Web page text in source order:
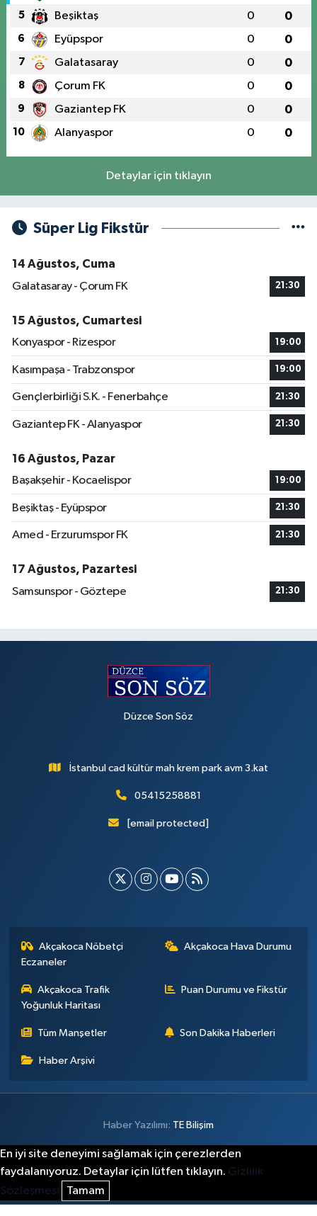
5 Beşiktaş 0 0
6 Eyüpspor 0 0
7 Galatasaray 0 0
8 Çorum FK 0 0
9 Gaziantep FK 0 0
10 Alanyaspor 0 0
Detaylar için tıklayın
Süper Lig Fikstür
14 Ağustos, Cuma
Galatasaray - Çorum FK
21:30
15 Ağustos, Cumartesi
Konyaspor - Rizespor
19:00
Kasımpaşa - Trabzonspor 19:00
Gençlerbirliği S.K. - Fenerbahçe 21:30
Gaziantep FK - Alanyaspor 21:30
16 Ağustos, Pazar
Başakşehir - Kocaelispor
19:00
Beşiktaş - Eyüpspor 21:30
Amed - Erzurumspor FK 21:30
17 Ağustos, Pazartesi
Samsunspor - Göztepe
21:30
Düzce Son Söz
İstanbul cad kültür mah krem park avm 3.kat
05415258881
[email protected]
Akçakoca Nöbetçi
Eczaneler
Akçakoca Hava Durumu
Akçakoca Trafik
Yoğunluk Haritası
Puan Durumu ve Fikstür
Tüm Manşetler Son Dakika Haberleri
Haber Arşivi
Haber Yazılımı: TE Bilişim
En iyi site deneyimi sağlamak için çerezlerden
faydalanıyoruz. Detaylar için lütfen tıklayın. Gizlilik
Sözleşmesi
Tamam